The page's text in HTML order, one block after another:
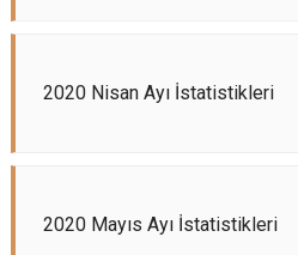
2020 Nisan Ayı İstatistikleri
2020 Mayıs Ayı İstatistikleri